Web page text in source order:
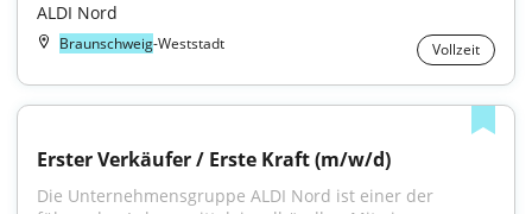
ALDI Nord
Braunschweig-Weststadt Vollzeit
Erster Verkäufer / Erste Kraft (m/w/d)
Die Unternehmensgruppe ALDI Nord ist einer der